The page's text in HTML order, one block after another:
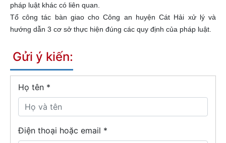
pháp luật khác có liên quan.
Tổ công tác bàn giao cho Công an huyện Cát Hải xử lý và
hướng dẫn 3 cơ sở thực hiện đúng các quy định của pháp luật.
Gửi ý kiến:
Họ tên *
Điện thoại hoặc email *